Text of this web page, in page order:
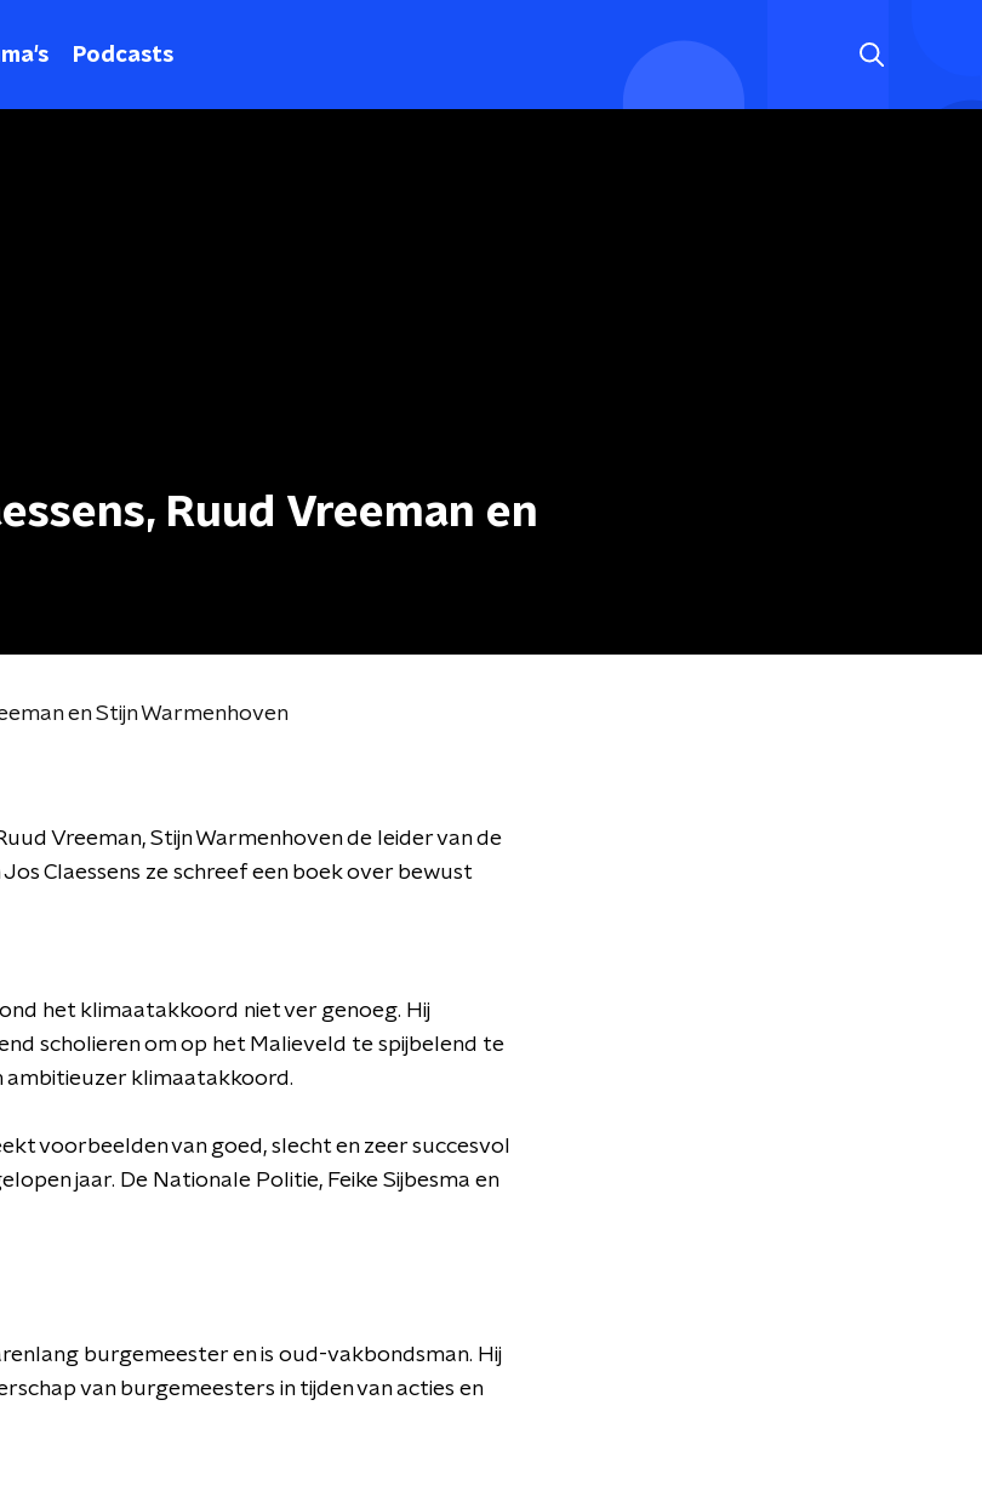
Podcasts
Ruud Vreeman en
en Stijn Warmenhoven
Vreeman, Stijn Warmenhoven de leider van de
Claessens ze schreef een boek over bewust
het klimaatakkoord niet ver genoeg. Hij
scholieren om op het Malieveld te spijbelend te
ambitieuzer klimaatakkoord.
voorbeelden van goed, slecht en zeer succesvol
jaar. De Nationale Politie, Feike Sijbesma en
burgemeester en is oud-vakbondsman. Hij
van burgemeesters in tijden van acties en